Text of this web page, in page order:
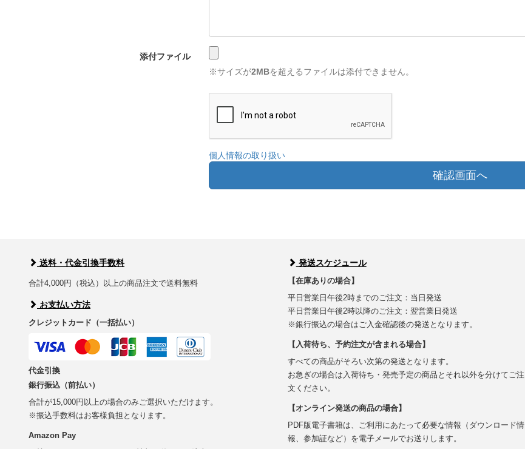
添付ファイル
※サイズが2MBを超えるファイルは添付できません。
個人情報の取り扱い
確認画面へ
送料・代金引換手数料
合計4,000円（税込）以上の商品注文で送料無料
お支払い方法
クレジットカード（一括払い）
代金引換
銀行振込（前払い）
合計が15,000円以上の場合のみご選択いただけます。
※振込手数料はお客様負担となります。
Amazon Pay
発送スケジュール
【在庫ありの場合】
平日営業日午後2時までのご注文：当日発送
平日営業日午後2時以降のご注文：翌営業日発送
※銀行振込の場合はご入金確認後の発送となります。
【入荷待ち、予約注文が含まれる場合】
すべての商品がそろい次第の発送となります。
お急ぎの場合は入荷待ち・発売予定の商品とそれ以外を分けてご注
文ください。
【オンライン発送の商品の場合】
PDF版電子書籍は、ご利用にあたって必要な情報（ダウンロード情
報、参加証など）を電子メールでお送りします。